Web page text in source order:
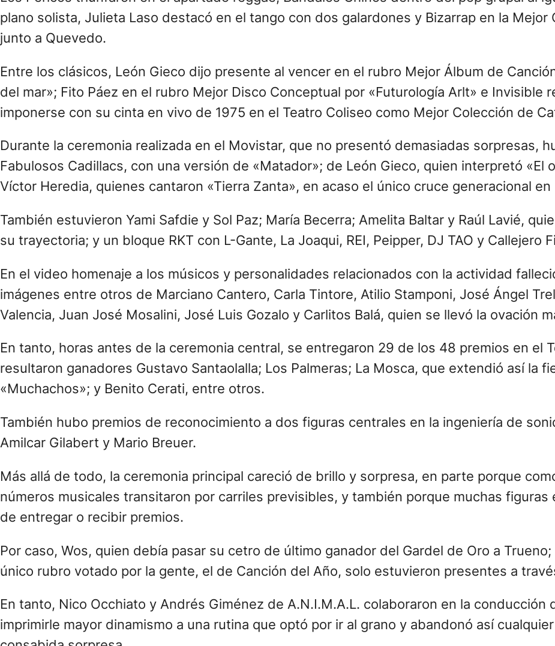
Valencia, Juan José Mosalini, José Luis Gozalo y Carlitos Balá, quien se llevó la ovación
En tanto, horas antes de la ceremonia central, se entregaron 29 de los 48 premios en el
resultaron ganadores Gustavo Santaolalla; Los Palmeras; La Mosca, que extendió así la
«Muchachos»; y Benito Cerati, entre otros.
También hubo premios de reconocimiento a dos figuras centrales en la ingeniería de
Amilcar Gilabert y Mario Breuer.
Más allá de todo, la ceremonia principal careció de brillo y sorpresa, en parte porque
números musicales transitaron por carriles previsibles, y también porque muchas figuras
de entregar o recibir premios.
Por caso, Wos, quien debía pasar su cetro de último ganador del Gardel de Oro a Trueno;
único rubro votado por la gente, el de Canción del Año, solo estuvieron presentes a
En tanto, Nico Occhiato y Andrés Giménez de A.N.I.M.A.L. colaboraron en la conducción
imprimirle mayor dinamismo a una rutina que optó por ir al grano y abandonó así
consabida sorpresa.
La siguiente es la lista completa de ganadores de la 25º edición de los Premios Gardel,
-ÁLBUM DEL AÑO Y GARDEL DE ORO: «Bien o mal»: Trueno
-CANCIÓN DEL AÑO: «La triple T»: Tini
-GRABACIÓN DEL AÑO: «Argentina»: Trueno & Nathy Peluso
-INGENIERÍA DE GRABACIÓN: «Mesa dulce»: Dante Spinetta. Ingenieros: Oscar Herrera,
-MEJOR ÁLBUM ARTISTA DE CUARTETO: «No me pueden parar»: Ulises Bueno